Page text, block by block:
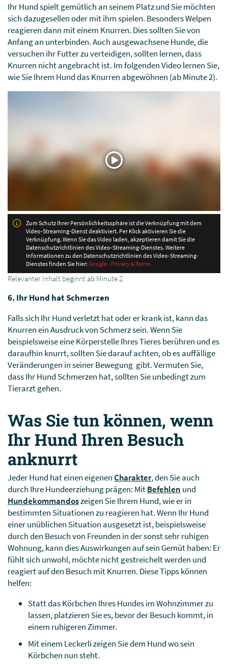
Ihr Hund spielt gemütlich an seinem Platz und Sie möchten
sich dazugesellen oder mit ihm spielen. Besonders Welpen
reagieren dann mit einem Knurren. Dies sollten Sie von
Anfang an unterbinden. Auch ausgewachsene Hunde, die
versuchen ihr Futter zu verteidigen, sollten lernen, dass
Knurren nicht angebracht ist. Im folgenden Video lernen Sie,
wie Sie Ihrem Hund das Knurren abgewöhnen (ab Minute 2).
Zum Schutz Ihrer Persönlichkeitssphäre ist die Verknüpfung mit dem
Video-Streaming-Dienst deaktiviert. Per Klick aktivieren Sie die
Verknüpfung. Wenn Sie das Video laden, akzeptieren damit Sie die
Datenschutzrichtlinien des Video-Streaming-Dienstes. Weitere
Informationen zu den Datenschutzrichtlinien des Video-Streaming-
Dienstes finden Sie hier: Google - Privacy & Terms
Relevanter Inhalt beginnt ab Minute 2.
6. Ihr Hund hat Schmerzen
Falls sich Ihr Hund verletzt hat oder er krank ist, kann das
Knurren ein Ausdruck von Schmerz sein. Wenn Sie
beispielsweise eine Körperstelle Ihres Tieres berühren und es
daraufhin knurrt, sollten Sie darauf achten, ob es auffällige
Veränderungen in seiner Bewegung gibt. Vermuten Sie,
dass Ihr Hund Schmerzen hat, sollten Sie unbedingt zum
Tierarzt gehen.
Was Sie tun können, wenn
Ihr Hund Ihren Besuch
anknurrt
Jeder Hund hat einen eigenenCharakter, den Sie auch
durch Ihre Hundeerziehung prägen: MitBefehlen und
Hundekommandoszeigen Sie Ihrem Hund, wie er in
bestimmten Situationen zu reagieren hat. Wenn Ihr Hund
einer unüblichen Situation ausgesetzt ist, beispielsweise
durch den Besuch von Freunden in der sonst sehr ruhigen
Wohnung, kann dies Auswirkungen auf sein Gemüt haben: Er
fühlt sich unwohl, möchte nicht gestreichelt werden und
reagiert auf den Besuch mit Knurren. Diese Tipps können
helfen:
Statt das Körbchen Ihres Hundes im Wohnzimmer zu
lassen, platzieren Sie es, bevor der Besuch kommt, in
einem ruhigeren Zimmer.
Mit einem Leckerli zeigen Sie dem Hund wo sein
Körbchen nun steht.